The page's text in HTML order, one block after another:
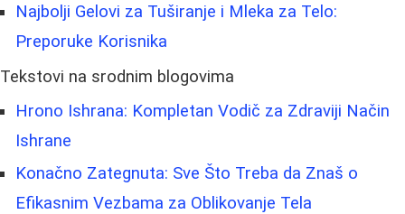
Najbolji Gelovi za Tuširanje i Mleka za Telo:
Preporuke Korisnika
Tekstovi na srodnim blogovima
Hrono Ishrana: Kompletan Vodič za Zdraviji Način
Ishrane
Konačno Zategnuta: Sve Što Treba da Znaš o
Efikasnim Vezbama za Oblikovanje Tela